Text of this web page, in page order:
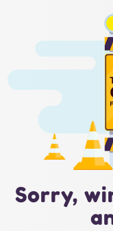
Sorry,